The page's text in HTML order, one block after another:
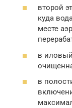
второй
куда
месте
в
в